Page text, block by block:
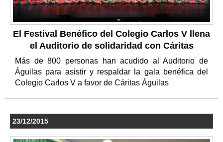
El Festival Benéfico del Colegio Carlos V llena
el Auditorio de solidaridad con Cáritas
Más de 800 personas han acudido al Auditorio de
Águilas para asistir y respaldar la gala benéfica del
Colegio Carlos V a favor de Cáritas Águilas
23/12/2015